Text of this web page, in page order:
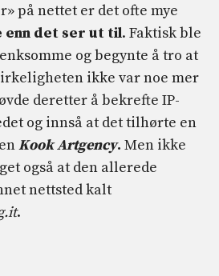
på nettet er det ofte mye
enn det ser ut til. Faktisk ble
og begynte å tro at
ikke var noe mer
deretter å bekrefte IP-
og innså at det tilhørte en
Kook Artgency. Men ikke
også at den allerede
nettsted kalt
.